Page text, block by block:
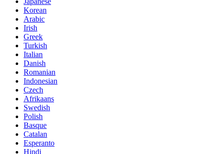
Korean
Arabic
Irish
Greek
Turkish
Italian
Danish
Romanian
Indonesian
Czech
Afrikaans
Swedish
Polish
Basque
Catalan
Esperanto
Hindi